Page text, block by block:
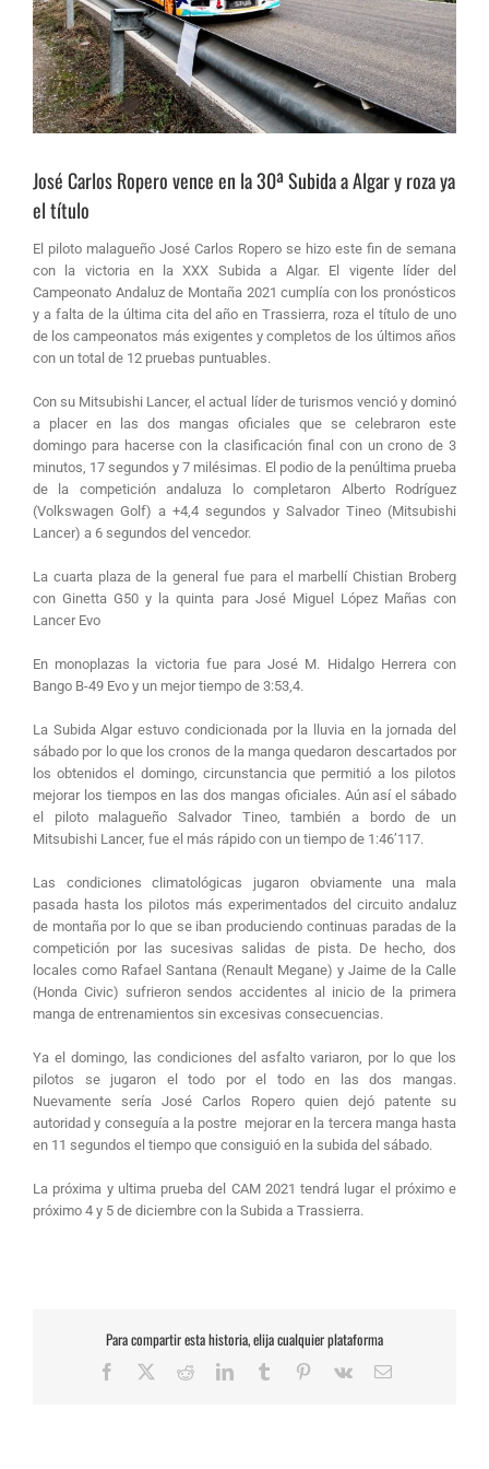
José Carlos Ropero vence en la 30ª Subida a Algar y roza ya
el título
El piloto malagueño José Carlos Ropero se hizo este fin de semana
con la victoria en la XXX Subida a Algar. El vigente líder del
Campeonato Andaluz de Montaña 2021 cumplía con los pronósticos
y a falta de la última cita del año en Trassierra, roza el título de uno
de los campeonatos más exigentes y completos de los últimos años
con un total de 12 pruebas puntuables.
Con su Mitsubishi Lancer, el actual líder de turismos venció y dominó
a placer en las dos mangas oficiales que se celebraron este
domingo para hacerse con la clasificación final con un crono de 3
minutos, 17 segundos y 7 milésimas. El podio de la penúltima prueba
de la competición andaluza lo completaron Alberto Rodríguez
(Volkswagen Golf) a +4,4 segundos y Salvador Tineo (Mitsubishi
Lancer) a 6 segundos del vencedor.
La cuarta plaza de la general fue para el marbellí Chistian Broberg
con Ginetta G50 y la quinta para José Miguel López Mañas con
Lancer Evo
En monoplazas la victoria fue para José M. Hidalgo Herrera con
Bango B-49 Evo y un mejor tiempo de 3:53,4.
La Subida Algar estuvo condicionada por la lluvia en la jornada del
sábado por lo que los cronos de la manga quedaron descartados por
los obtenidos el domingo, circunstancia que permitió a los pilotos
mejorar los tiempos en las dos mangas oficiales. Aún así el sábado
el piloto malagueño Salvador Tineo, también a bordo de un
Mitsubishi Lancer, fue el más rápido con un tiempo de 1:46’117.
Las condiciones climatológicas jugaron obviamente una mala
pasada hasta los pilotos más experimentados del circuito andaluz
de montaña por lo que se iban produciendo continuas paradas de la
competición por las sucesivas salidas de pista. De hecho, dos
locales como Rafael Santana (Renault Megane) y Jaime de la Calle
(Honda Civic) sufrieron sendos accidentes al inicio de la primera
manga de entrenamientos sin excesivas consecuencias.
Ya el domingo, las condiciones del asfalto variaron, por lo que los
pilotos se jugaron el todo por el todo en las dos mangas.
Nuevamente sería José Carlos Ropero quien dejó patente su
autoridad y conseguía a la postre mejorar en la tercera manga hasta
en 11 segundos el tiempo que consiguió en la subida del sábado.
La próxima y ultima prueba del CAM 2021 tendrá lugar el próximo e
próximo 4 y 5 de diciembre con la Subida a Trassierra.
Para compartir esta historia, elija cualquier plataforma
Facebook RedditLinkedInTumblr Pinterest
Vk
Correo